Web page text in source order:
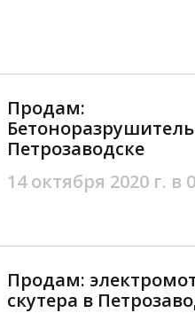
Продам:
Петрозаводске
14 октября 2020 г. в
Продам:
скутера в